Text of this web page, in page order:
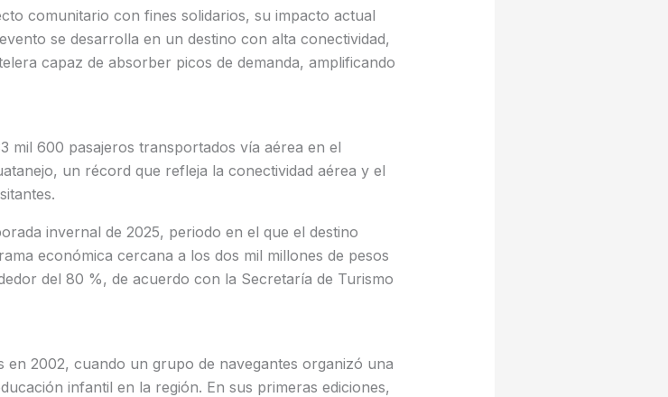
comunitario con fines solidarios, su impacto actual
se desarrolla en un destino con alta conectividad,
capaz de absorber picos de demanda, amplificando
mil 600 pasajeros transportados vía aérea en el
un récord que refleja la conectividad aérea y el
invernal de 2025, periodo en el que el destino
económica cercana a los dos mil millones de pesos
del 80 %, de acuerdo con la Secretaría de Turismo
en 2002, cuando un grupo de navegantes organizó una
infantil en la región. En sus primeras ediciones,